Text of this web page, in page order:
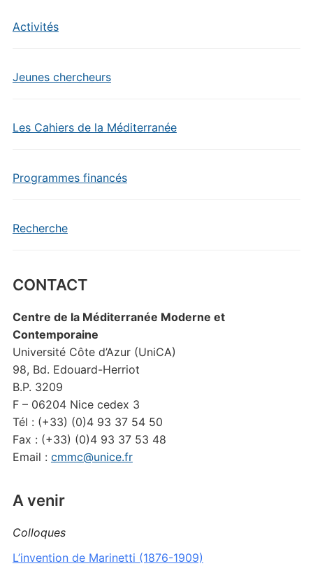
Activités
Jeunes chercheurs
Les Cahiers de la Méditerranée
Programmes financés
Recherche
CONTACT
Centre de la Méditerranée Moderne et
Contemporaine
Université Côte d’Azur (UniCA)
98, Bd. Edouard-Herriot
B.P. 3209
F – 06204 Nice cedex 3
Tél : (+33) (0)4 93 37 54 50
Fax : (+33) (0)4 93 37 53 48
Email : cmmc@unice.fr
A venir
Colloques
L’invention de Marinetti (1876-1909)